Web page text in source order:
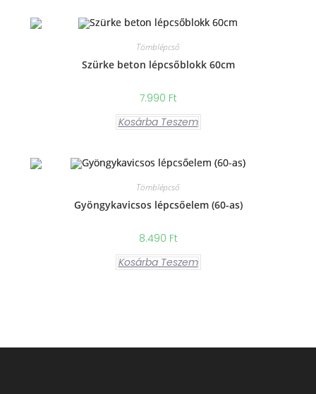
Tömblépcső
Szürke beton lépcsőblokk 60cm
7.990 Ft
Kosárba Teszem
Tömblépcső
Gyöngykavicsos lépcsőelem (60-as)
8.490 Ft
Kosárba Teszem